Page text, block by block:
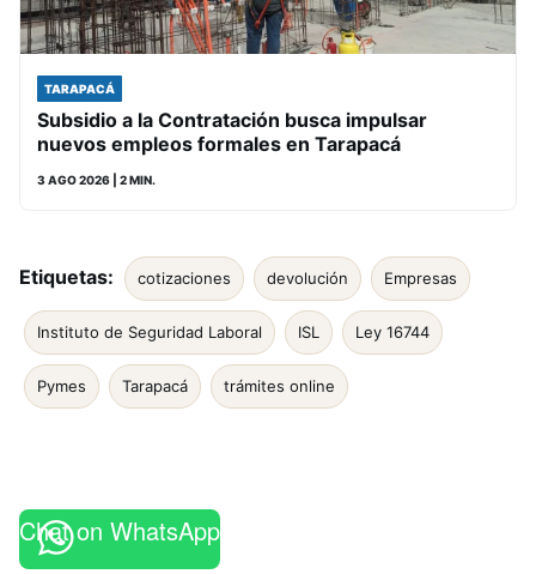
TARAPACÁ
Subsidio a la Contratación busca impulsar
nuevos empleos formales en Tarapacá
3 AGO 2026 | 2 MIN.
Etiquetas: cotizaciones devolución Empresas
Instituto de Seguridad Laboral ISL Ley 16744
Pymes Tarapacá trámites online
Chat on WhatsApp